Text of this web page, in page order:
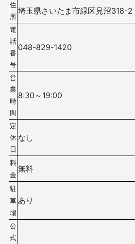
住
所
埼玉県さいたま市緑区見沼318-2
電
話
番
号
048-829-1420
営
業
時
間
8:30～19:00
定
休
日
なし
料
金
無料
駐
車
場
あり
公
式